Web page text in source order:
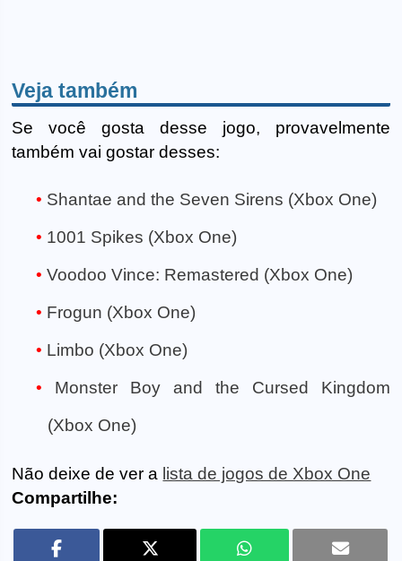
Veja também
Se você gosta desse jogo, provavelmente
também vai gostar desses:
Shantae and the Seven Sirens (Xbox One)
1001 Spikes (Xbox One)
Voodoo Vince: Remastered (Xbox One)
Frogun (Xbox One)
Limbo (Xbox One)
Monster Boy and the Cursed Kingdom
(Xbox One)
Não deixe de ver a lista de jogos de Xbox One
Compartilhe: